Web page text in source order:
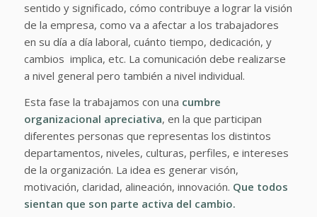
sentido y significado, cómo contribuye a lograr la visión
de la empresa, como va a afectar a los trabajadores
en su día a día laboral, cuánto tiempo, dedicación, y
cambios implica, etc. La comunicación debe realizarse
a nivel general pero también a nivel individual.
Esta fase la trabajamos con una cumbre
organizacional apreciativa, en la que participan
diferentes personas que representas los distintos
departamentos, niveles, culturas, perfiles, e intereses
de la organización. La idea es generar visón,
motivación, claridad, alineación, innovación. Que todos
sientan que son parte activa del cambio.